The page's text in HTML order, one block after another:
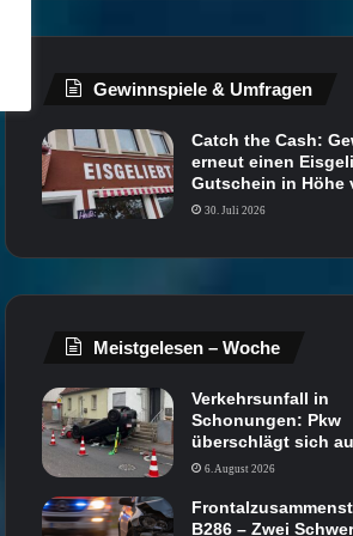
Gewinnspiele & Umfragen
Catch the Cash:
erneut einen
Gutschein in Höhe
30. Juli 2026
Meistgelesen – Woche
Verkehrsunfall in
Schonungen: Pkw
überschlägt sich
6. August 2026
B286 – Zwei